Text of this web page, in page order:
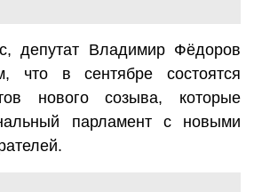
депутат Владимир Фёдоров
что в сентябре состоятся
нового созыва, которые
парламент с новыми